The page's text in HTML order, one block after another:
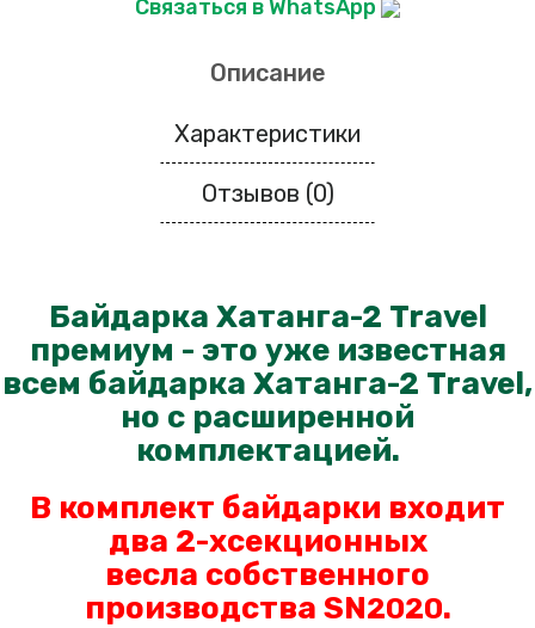
Связаться в WhatsApp
Описание
Характеристики
Отзывов (0)
Байдарка Хатанга-2 Travel
премиум - это уже известная
всем байдарка Хатанга-2 Travel,
но с расширенной
комплектацией.
В комплект байдарки входит
два 2-хсекционных
весла собственного
производства SN2020.